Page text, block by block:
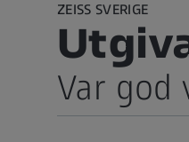
ZEISS SVERIGE
Var god